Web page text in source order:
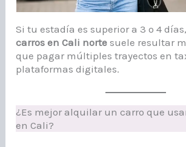
Si tu estadía es superior a 3 o 4
carros en Cali norte suele resultar
que pagar múltiples trayectos en
plataformas digitales.
¿Es mejor alquilar un carro que
en Cali?